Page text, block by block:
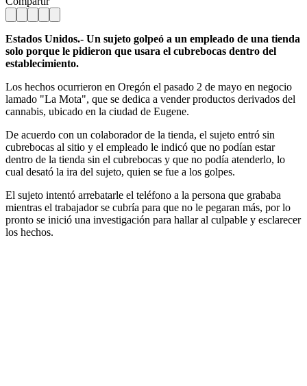
Estados Unidos.- Un sujeto golpeó a un empleado de una tienda
solo porque le pidieron que usara el cubrebocas dentro del
establecimiento.
Los hechos ocurrieron en Oregón el pasado 2 de mayo en negocio
lamado "La Mota", que se dedica a vender productos derivados del
cannabis, ubicado en la ciudad de Eugene.
De acuerdo con un colaborador de la tienda, el sujeto entró sin
cubrebocas al sitio y el empleado le indicó que no podían estar
dentro de la tienda sin el cubrebocas y que no podía atenderlo, lo
cual desató la ira del sujeto, quien se fue a los golpes.
El sujeto intentó arrebatarle el teléfono a la persona que grababa
mientras el trabajador se cubría para que no le pegaran más, por lo
pronto se inició una investigación para hallar al culpable y esclarecer
los hechos.